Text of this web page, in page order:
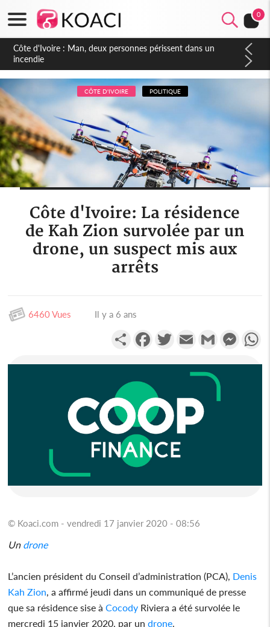
0
Côte d'Ivoire : Séileu, la célébration de la fête nationale
transformée en vaste campagne contre les produits
dépigmentants dangereux
CÔTE D'IVOIRE POLITIQUE
Côte d'Ivoire: La résidence
de Kah Zion survolée par un
drone, un suspect mis aux
arrêts
6460 Vues Il y a 6 ans
PartagerFacebookTwitterEmail Gmail
© Koaci.com - vendredi 17 janvier 2020 - 08:56
Un drone
L’ancien président du Conseil d’administration (PCA), Denis
Kah Zion , a affirmé jeudi dans un communiqué de presse
que sa résidence sise àCocody Riviera a été survolée le
mercredi 15 janvier 2020, par undrone